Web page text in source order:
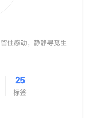
住感动，静静寻觅生
25
标签